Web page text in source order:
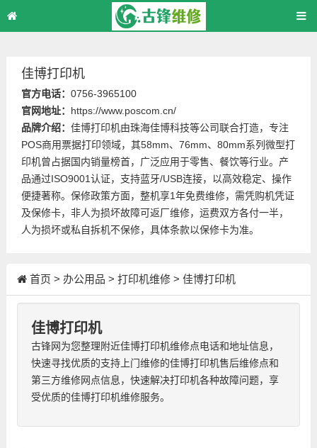
佳博打印机
官方电话： 0756-3965100
官网地址： https://www.poscom.cn/
品牌介绍： 佳博打印机由珠海佳博科技等公司联合打造，专注
POS商用票据打印领域，其58mm、76mm、80mm系列微型打
印机曾占据国内销量榜首，广泛应用于零售、餐饮等行业。产
品通过ISO9001认证，支持蓝牙/USB连接，以高效稳定、操作
便捷著称。保修政策方面，整机享1年免费维修，需凭购机凭证
及保修卡，非人为损坏故障可返厂维修，运费双方各付一半，
人为损坏或私自拆机不保修，具体条款以保修卡为准。
首页 > 办公用品 > 打印机维修> 佳博打印机
佳博打印机
古锋网为您整理附近佳博打印机维修点电话和地址信息，
快速寻找优质的支持上门维修的佳博打印机售后维修点和
第三方维修网点信息，快速解决打印机各种故障问题，享
受优质的佳博打印机维修服务。